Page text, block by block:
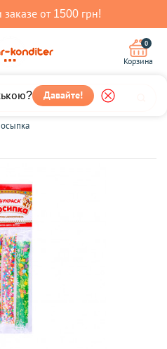
от 1500 грн!
Давайте!
0
Корзина